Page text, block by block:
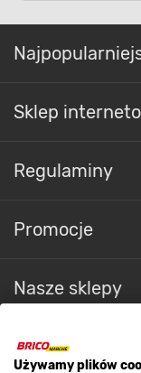
Używamy plików
Sklep
Regulaminy
Promocje
Nasze sklepy
O nas